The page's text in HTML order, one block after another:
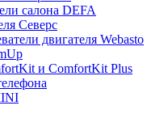
салона DEFA
Северс
двигателя Webasto
и ComfortKit Plus